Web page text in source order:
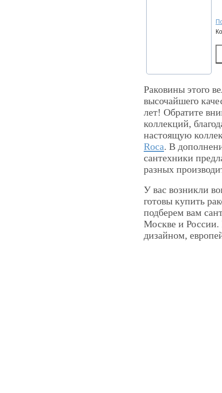
Раковины этого
высочайшего
лет! Обратите
коллекций,
настоящую
Roca. В
сантехники
разных
У вас возникли
готовы купить
подберем вам
Москве и России.
дизайном,